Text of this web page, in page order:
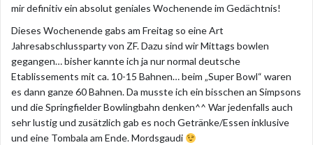
mir definitiv ein absolut geniales Wochenende im Gedächtnis!
Dieses Wochenende gabs am Freitag so eine Art
Jahresabschlussparty von ZF. Dazu sind wir Mittags bowlen
gegangen… bisher kannte ich ja nur normal deutsche
Etablissements mit ca. 10-15 Bahnen… beim „Super Bowl“ waren
es dann ganze 60 Bahnen. Da musste ich ein bisschen an Simpsons
und die Springfielder Bowlingbahn denken^^ War jedenfalls auch
sehr lustig und zusätzlich gab es noch Getränke/Essen inklusive
und eine Tombala am Ende. Mordsgaudi